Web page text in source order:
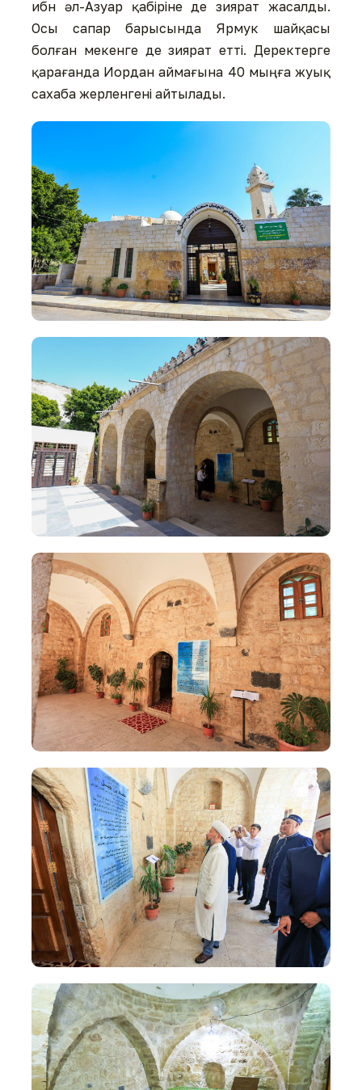
ибн әл-Азуар қабіріне де зиярат жасалды.
Осы сапар барысында Ярмук шайқасы
болған мекенге де зиярат етті. Деректерге
қарағанда Иордан аймағына 40 мыңға жуық
сахаба жерленгені айтылады.